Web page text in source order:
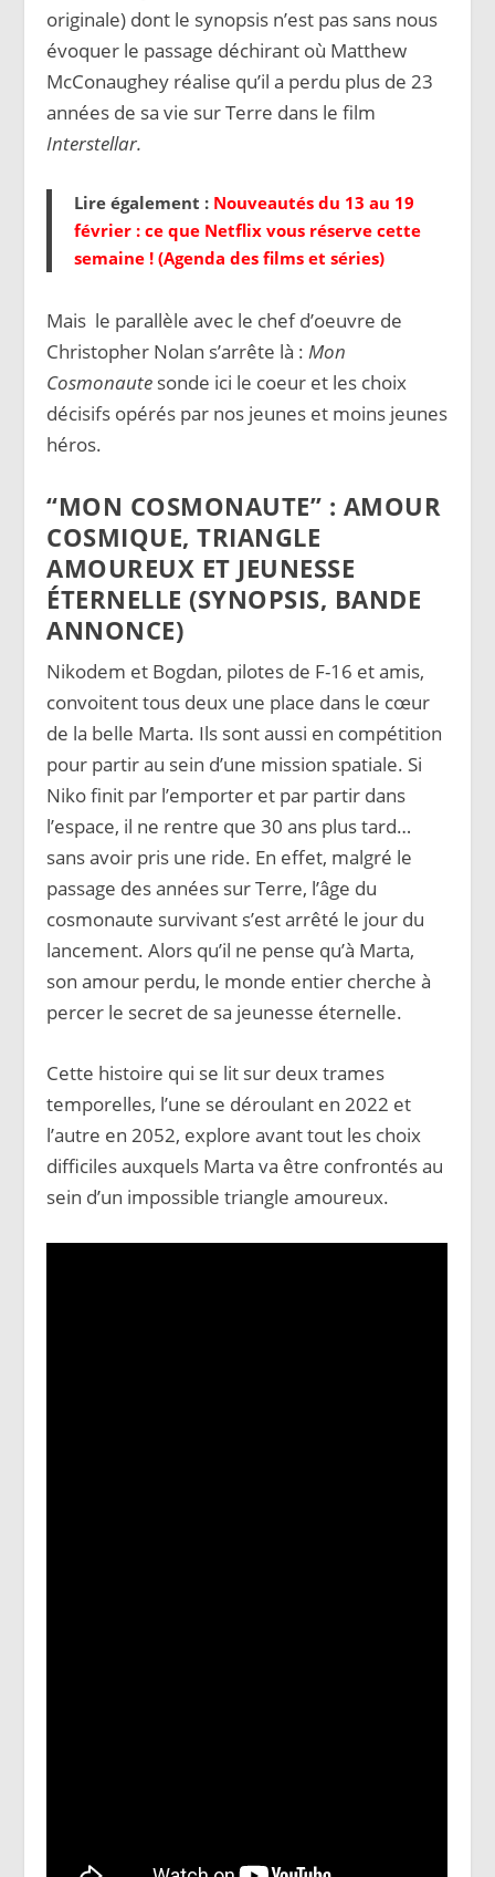
originale) dont le synopsis n’est pas sans nous
évoquer le passage déchirant où Matthew
McConaughey réalise qu’il a perdu plus de 23
années de sa vie sur Terre dans le film
Interstellar.
Lire également : Nouveautés du 13 au 19
février : ce que Netflix vous réserve cette
semaine ! (Agenda des films et séries)
Mais le parallèle avec le chef d’oeuvre de
Christopher Nolan s’arrête là :Mon
Cosmonaute sonde ici le coeur et les choix
décisifs opérés par nos jeunes et moins jeunes
héros.
“MON COSMONAUTE” : AMOUR
COSMIQUE, TRIANGLE
AMOUREUX ET JEUNESSE
ÉTERNELLE (SYNOPSIS, BANDE
ANNONCE)
Nikodem et Bogdan, pilotes de F-16 et amis,
convoitent tous deux une place dans le cœur
de la belle Marta. Ils sont aussi en compétition
pour partir au sein d’une mission spatiale. Si
Niko finit par l’emporter et par partir dans
l’espace, il ne rentre que 30 ans plus tard…
sans avoir pris une ride. En effet, malgré le
passage des années sur Terre, l’âge du
cosmonaute survivant s’est arrêté le jour du
lancement. Alors qu’il ne pense qu’à Marta,
son amour perdu, le monde entier cherche à
percer le secret de sa jeunesse éternelle.
Cette histoire qui se lit sur deux trames
temporelles, l’une se déroulant en 2022 et
l’autre en 2052, explore avant tout les choix
difficiles auxquels Marta va être confrontés au
sein d’un impossible triangle amoureux.